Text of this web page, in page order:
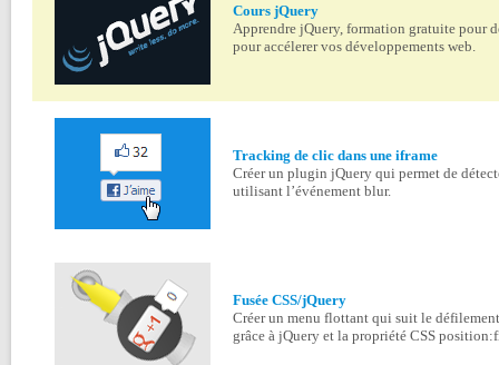
Cours jQuery
Apprendre jQuery, formation gratuite pour
pour accélerer vos développements web.
Tracking de clic dans une iframe
Créer un plugin jQuery qui permet de
utilisant l’événement blur.
Fusée CSS/jQuery
Créer un menu flottant qui suit le
grâce à jQuery et la propriété CSS